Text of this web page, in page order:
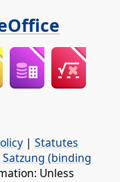
| Statutes
Satzung (binding
Unless